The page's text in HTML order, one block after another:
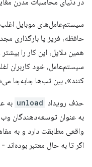
سیستم‌عامل‌های موبایل
حافظه، فریز یا بارگذاری
همین دلایل، این کار را
سیستم‌عامل، خود کاربران
کنند»، بین تب‌ها جابه‌جا
حذف رویداد unload به
به عنوان توسعه‌دهندگان وب
واقعی مطابقت دارد و به
اگر تا به حال معتبر بوده‌اند